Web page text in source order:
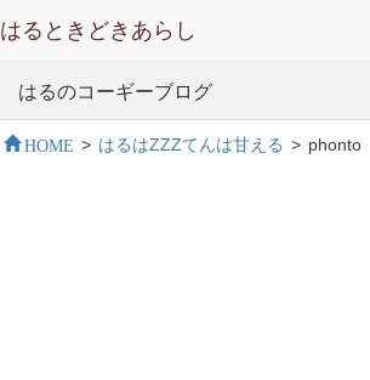
はるときどきあらし
はるのコーギーブログ
HOME > はるはZZZてんは甘える > phonto